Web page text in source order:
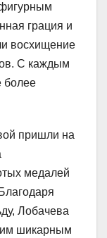
грация и
восхищение
С каждым
более
пришли на
медалей
Лобачева
шикарным